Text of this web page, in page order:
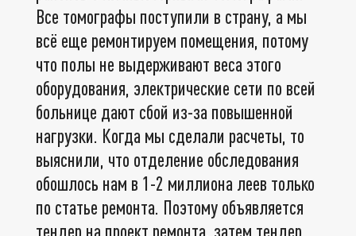
Все томографы поступили в страну, а мы
всё еще ремонтируем помещения, потому
что полы не выдерживают веса этого
оборудования, электрические сети по всей
больнице дают сбой из-за повышенной
нагрузки. Когда мы сделали расчеты, то
выяснили, что отделение обследования
обошлось нам в 1-2 миллиона леев только
по статье ремонта. Поэтому объявляется
тендер на проект ремонта, затем тендер